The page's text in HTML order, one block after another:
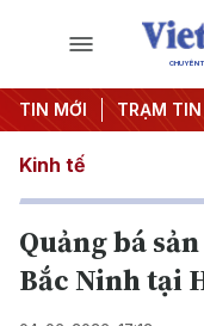
CHUYÊN
TIN MỚI TRẠM TIN
Nghị quyết thành
Kinh tế
Quảng bá
Bắc Ninh tại